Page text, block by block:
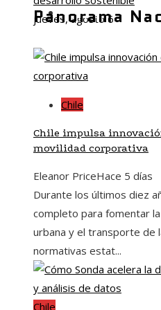
jueves, agosto 6
Inversiones y
Panorama
Chile
Chile impulsa
movilidad corporativa
Eleanor PriceHace 5 días
Durante los últimos diez
completo para fomentar
urbana y el transporte de
normativas estat...
Chile